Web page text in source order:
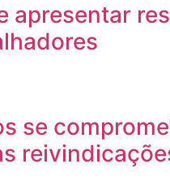
apresentar
se